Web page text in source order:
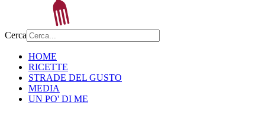
Cerca
HOME
RICETTE
STRADE DEL GUSTO
MEDIA
UN PO' DI ME